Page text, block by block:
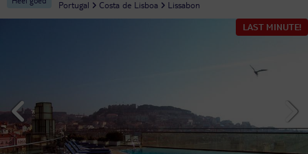
Portugal Costa de Lisboa
Lissabon
LAST MINUTE!